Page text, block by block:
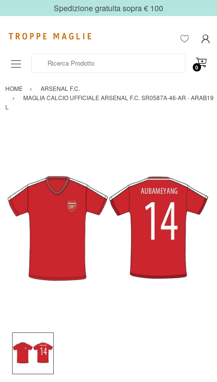
Spedizione gratuita sopra € 100
0
HOME
ARSENAL F.C.
MAGLIA CALCIO UFFICIALE ARSENAL F.C. SR0587A-46-AR - ARAB19
L